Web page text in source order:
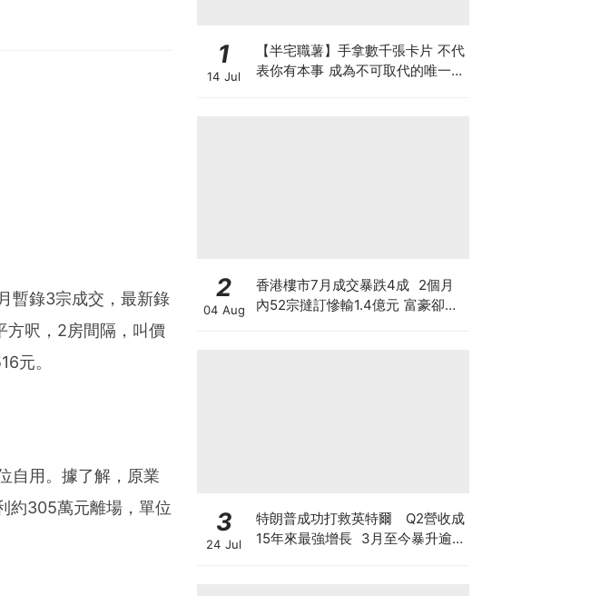
暫錄3宗成交，最新錄
方呎，2房間隔，叫價
元。
自用。據了解，原業
約305萬元離場，單位
1
14 Jul
【半宅職薯】手拿數千張卡片 不代
表你有本事 成為不可取代的唯一中
2
04 Aug
香港樓市7月成交暴跌4成 2個月
內52宗撻訂慘輸1.4億元 富豪卻擲
3
24 Jul
特朗普成功打救英特爾 Q2營收成
15年來最強增長 3月至今暴升逾2